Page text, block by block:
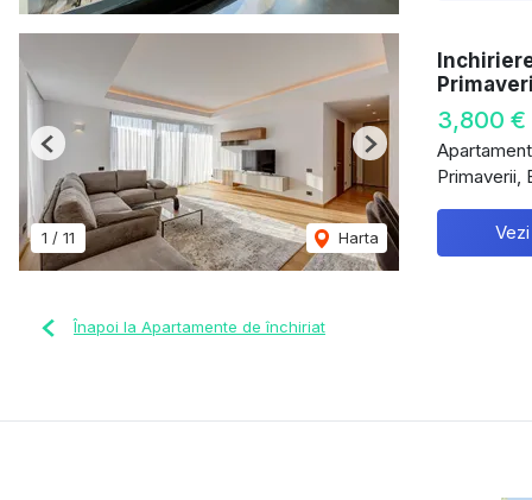
1 / 11 Harta
Previous Next
3,800 €
Primaverii,
Înapoi la Apartamente de închiriat